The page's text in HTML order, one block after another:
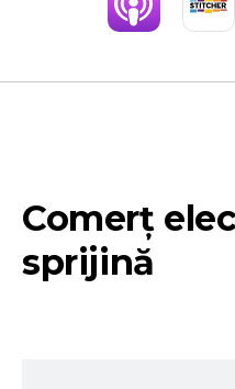
Comerț
sprijină